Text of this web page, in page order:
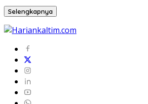
Selengkapnya